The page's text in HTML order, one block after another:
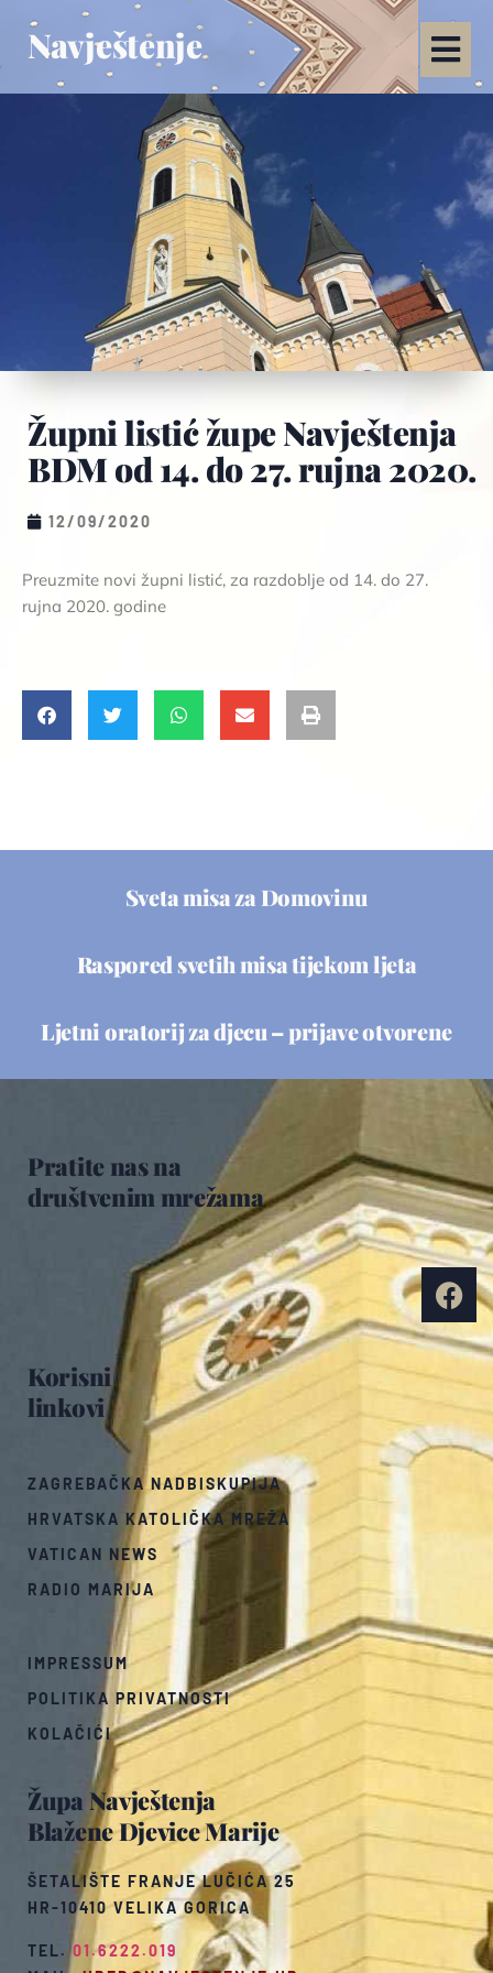
Navještenje
Župni listić župe Navještenja
BDM od 14. do 27. rujna 2020.
12/09/2020
Preuzmite novi župni listić, za razdoblje od 14. do 27.
rujna 2020. godine
Sveta misa za Domovinu
Raspored svetih misa tijekom ljeta
Ljetni oratorij za djecu – prijave otvorene
Župa Navještenja
Blažene Djevice Marije
ŠETALIŠTE FRANJE LUČIĆA 25
HR-10410 VELIKA GORICA
TEL.01.6222.019
Korisni
linkovi
ZAGREBAČKA NADBISKUPIJA
HRVATSKA KATOLIČKA MREŽA
VATICAN NEWS
RADIO MARIJA
IMPRESSUM
POLITIKA PRIVATNOSTI
KOLAČIĆI
Pratite nas na
društvenim mrežama